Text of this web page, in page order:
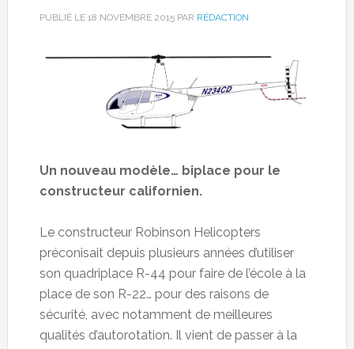
PUBLIÉ LE 18 NOVEMBRE 2015PAR RÉDACTION
Un nouveau modèle… biplace pour le
constructeur californien.
Le constructeur Robinson Helicopters
préconisait depuis plusieurs années d’utiliser
son quadriplace R-44 pour faire de l’école à la
place de son R-22… pour des raisons de
sécurité, avec notamment de meilleures
qualités d’autorotation. Il vient de passer à la